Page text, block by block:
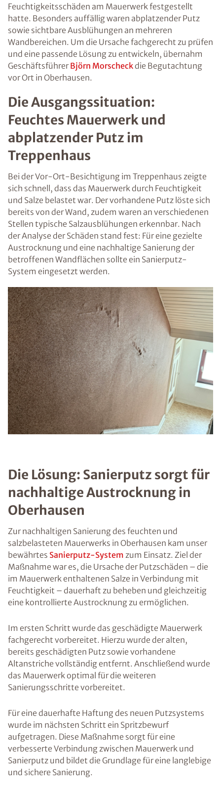
Feuchtigkeitsschäden am Mauerwerk festgestellt
hatte. Besonders auffällig waren abplatzender Putz
sowie sichtbare Ausblühungen an mehreren
Wandbereichen. Um die Ursache fachgerecht zu prüfen
und eine passende Lösung zu entwickeln, übernahm
Geschäftsführer Björn Morscheckdie Begutachtung
vor Ort in Oberhausen.
Die Ausgangssituation:
Feuchtes Mauerwerk und
abplatzender Putz im
Treppenhaus
Bei der Vor-Ort-Besichtigung im Treppenhaus zeigte
sich schnell, dass das Mauerwerk durch Feuchtigkeit
und Salze belastet war. Der vorhandene Putz löste sich
bereits von der Wand, zudem waren an verschiedenen
Stellen typische Salzausblühungen erkennbar. Nach
der Analyse der Schäden stand fest: Für eine gezielte
Austrocknung und eine nachhaltige Sanierung der
betroffenen Wandflächen sollte ein Sanierputz-
System eingesetzt werden.
Die Lösung: Sanierputz sorgt für
nachhaltige Austrocknung in
Oberhausen
Zur nachhaltigen Sanierung des feuchten und
salzbelasteten Mauerwerks in Oberhausen kam unser
bewährtes Sanierputz-System zum Einsatz. Ziel der
Maßnahme war es, die Ursache der Putzschäden – die
im Mauerwerk enthaltenen Salze in Verbindung mit
Feuchtigkeit – dauerhaft zu beheben und gleichzeitig
eine kontrollierte Austrocknung zu ermöglichen.
Im ersten Schritt wurde das geschädigte Mauerwerk
fachgerecht vorbereitet. Hierzu wurde der alten,
bereits geschädigten Putz sowie vorhandene
Altanstriche vollständig entfernt. Anschließend wurde
das Mauerwerk optimal für die weiteren
Sanierungsschritte vorbereitet.
Für eine dauerhafte Haftung des neuen Putzsystems
wurde im nächsten Schritt ein Spritzbewurf
aufgetragen. Diese Maßnahme sorgt für eine
verbesserte Verbindung zwischen Mauerwerk und
Sanierputz und bildet die Grundlage für eine langlebige
und sichere Sanierung.